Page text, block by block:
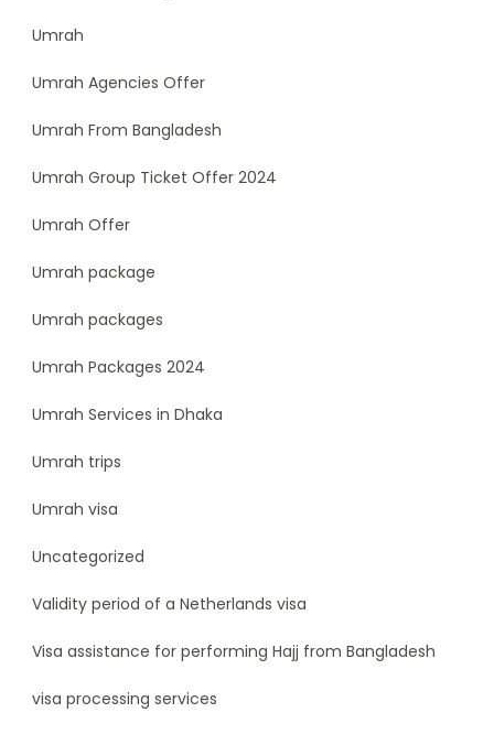
Umrah
Umrah Agencies Offer
Umrah From Bangladesh
Umrah Group Ticket Offer 2024
Umrah Offer
Umrah package
Umrah packages
Umrah Packages 2024
Umrah Services in Dhaka
Umrah trips
Umrah visa
Uncategorized
Validity period of a Netherlands visa
Visa assistance for performing Hajj from Bangladesh
visa processing services